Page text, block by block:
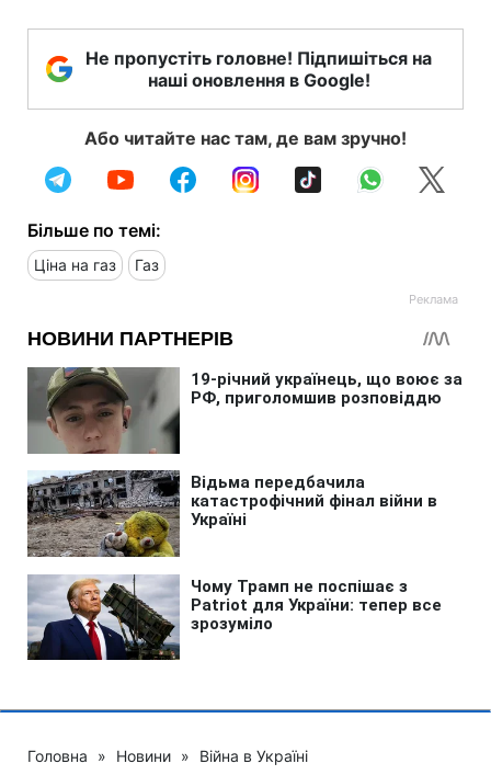
Не пропустіть головне! Підпишіться на
наші оновлення в Google!
Або читайте нас там, де вам зручно!
Більше по темі:
Ціна на газ Газ
Головна » Новини » Війна в Україні